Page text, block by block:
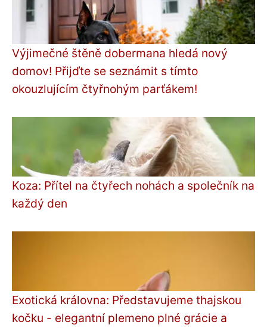
Výjimečné štěně dobermana hledá nový
domov! Přijďte se seznámit s tímto
okouzlujícím čtyřnohým parťákem!
Koza: Přítel na čtyřech nohách a společník na
každý den
Exotická královna: Představujeme thajskou
kočku - elegantní plemeno plné grácie a